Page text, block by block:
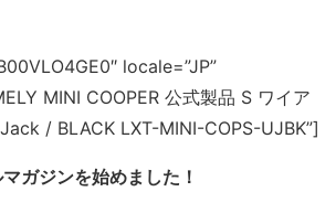
locale=”JP”
MINI COOPER 公式製品 S ワイア
/ BLACK LXT-MINI-COPS-UJBK”]
ガジンを始めました！